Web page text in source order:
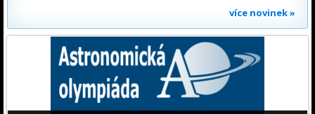
více novinek »